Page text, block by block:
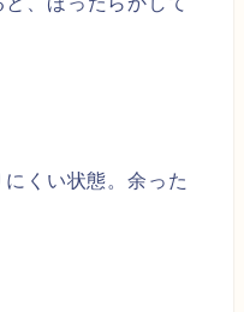
くい状態。余った